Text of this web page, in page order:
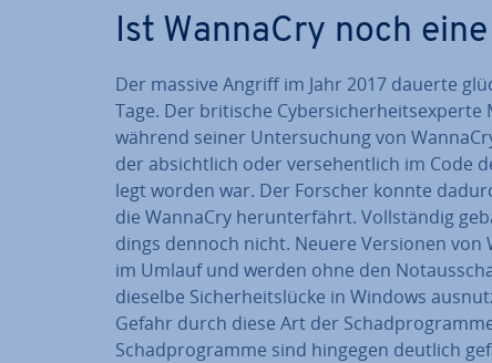
Ist WannaCry noch
Der massive Angriff im Jahr 2017 dauerte
Tage. Der britische
während seiner Un­ter­su­chung von
der ab­sicht­lich oder ver­se­hent­lich im Code
legt worden war. Der Forscher konnte
die WannaCry her­un­ter­fährt. Voll­stän­dig
dings dennoch nicht. Neuere Versionen von
im Umlauf und werden ohne den
dieselbe Si­cher­heits­lü­cke in Windows
Gefahr durch diese Art der
Schad­pro­gram­me sind hingegen deutlich